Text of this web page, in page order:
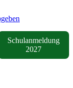
Schulanmeldung
2027